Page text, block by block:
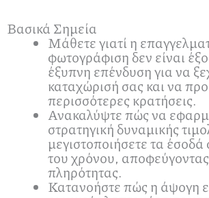
Βασικά Σημεία
Μάθετε γιατί η
φωτογράφιση δεν είναι
έξυπνη επένδυση για να
καταχώρισή σας και να
περισσότερες κρατήσεις.
Ανακαλύψτε πώς να
στρατηγική δυναμικής
μεγιστοποιήσετε τα
του χρόνου,
πληρότητας.
Κατανοήστε πώς η άψογη